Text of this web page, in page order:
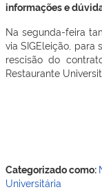
informações e
Na segunda-feira
via SIGEleição,
rescisão do
Restaurante
Categorizado como:
Universitária